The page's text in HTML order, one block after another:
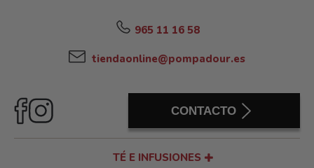
965 11 16 58
tiendaonline@pompadour.es
CONTACTO
TÉ E INFUSIONES